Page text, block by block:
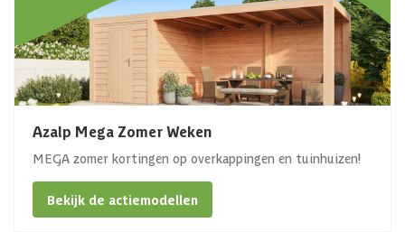
Azalp Mega Zomer Weken
MEGA zomer kortingen op overkappingen en tuinhuizen!
Bekijk de actiemodellen